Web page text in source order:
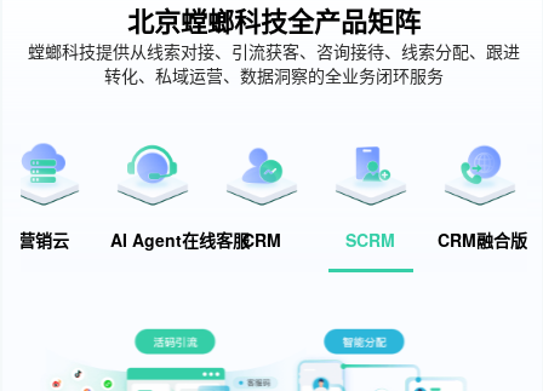
北京螳螂科技全产品矩阵
螳螂科技提供从线索对接、引流获客、咨询接待、线索分配、跟进
转化、私域运营、数据洞察的全业务闭环服务
营销云 AI Agent在线客服CRM SCRM CRM融合版